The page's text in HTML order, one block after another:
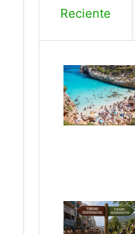
Reciente